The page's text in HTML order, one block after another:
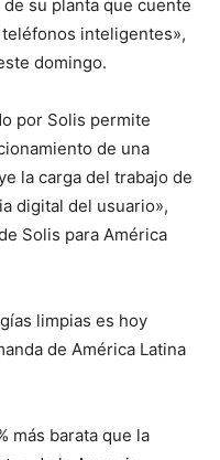
su planta que cuente
inteligentes»,
domingo.
por Solis permite
de una
la carga del trabajo de
digital del usuario»,
Solis para América
limpias es hoy
de América Latina
más barata que la